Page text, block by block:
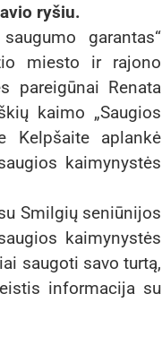
ryšiu.
garantas“
miesto ir rajono
pareigūnai Renata
kaimo „Saugios
Kelpšaite aplankė
kaimynystės
Smilgių seniūnijos
kaimynystės
saugoti savo turtą,
informacija su